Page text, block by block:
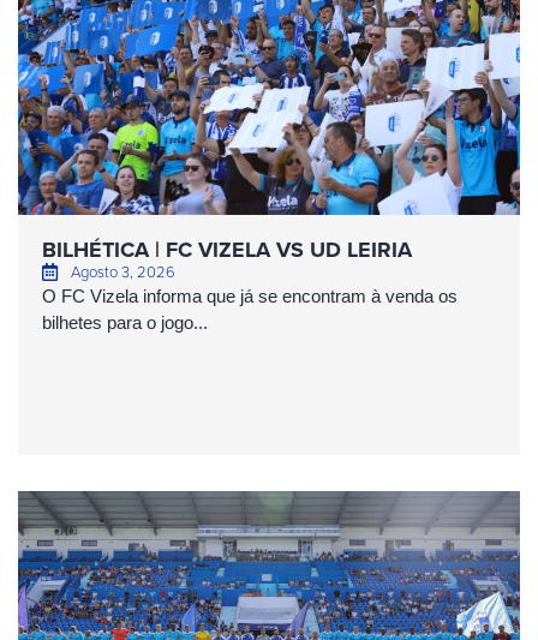
BILHÉTICA | FC VIZELA VS UD LEIRIA
Agosto 3, 2026
O FC Vizela informa que já se encontram à venda os
bilhetes para o jogo...